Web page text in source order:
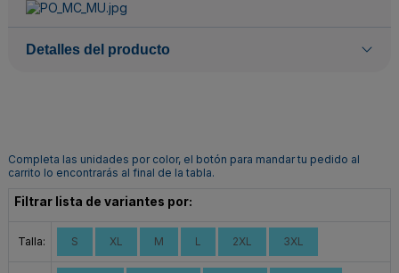
Detalles del producto
Completa las unidades por color, el botón para mandar tu pedido al
carrito lo encontrarás al final de la tabla.
Filtrar lista de variantes por:
Talla: S XL M L 2XL 3XL